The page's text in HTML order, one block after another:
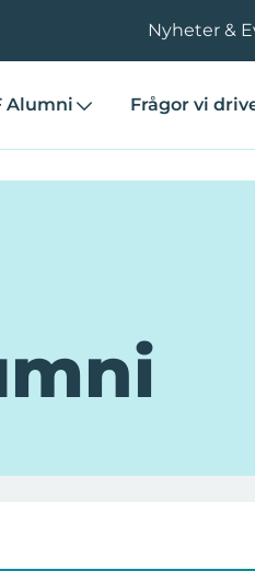
Nyheter &
Alumni Frågor vi